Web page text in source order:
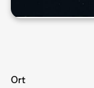
Ort